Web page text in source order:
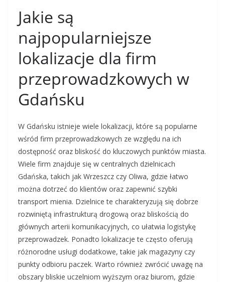
Jakie są
najpopularniejsze
lokalizacje dla firm
przeprowadzkowych w
Gdańsku
W Gdańsku istnieje wiele lokalizacji, które są popularne
wśród firm przeprowadzkowych ze względu na ich
dostępność oraz bliskość do kluczowych punktów miasta.
Wiele firm znajduje się w centralnych dzielnicach
Gdańska, takich jak Wrzeszcz czy Oliwa, gdzie łatwo
można dotrzeć do klientów oraz zapewnić szybki
transport mienia. Dzielnice te charakteryzują się dobrze
rozwiniętą infrastrukturą drogową oraz bliskością do
głównych arterii komunikacyjnych, co ułatwia logistykę
przeprowadzek. Ponadto lokalizacje te często oferują
różnorodne usługi dodatkowe, takie jak magazyny czy
punkty odbioru paczek. Warto również zwrócić uwagę na
obszary bliskie uczelniom wyższym oraz biurom, gdzie